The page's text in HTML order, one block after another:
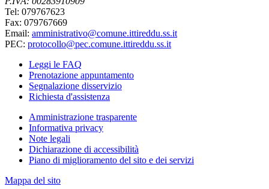
Tel: 079767623
Fax: 079767669
Email: amministrativo@comune.ittireddu.ss.it
PEC: protocollo@pec.comune.ittireddu.ss.it
Leggi le FAQ
Prenotazione appuntamento
Segnalazione disservizio
Richiesta d'assistenza
Amministrazione trasparente
Informativa privacy
Note legali
Dichiarazione di accessibilità
Piano di miglioramento del sito e dei servizi
Mappa del sito